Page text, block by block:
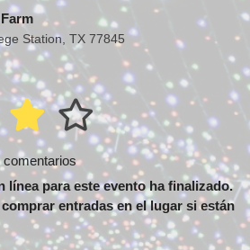
Station, TX 77845
comentarios
línea para este evento ha finalizado.
entradas en el lugar si están